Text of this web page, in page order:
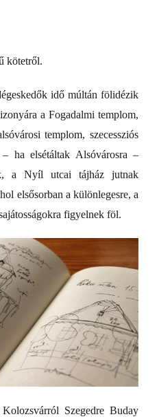
kötetről.
idő múltán fölidézik
a Fogadalmi templom,
templom, szecessziós
ha elsétáltak Alsóvárosra –
a Nyíl utcai tájház jutnak
elsősorban a különlegesre, a
figyelnek föl.
Szegedre Buday